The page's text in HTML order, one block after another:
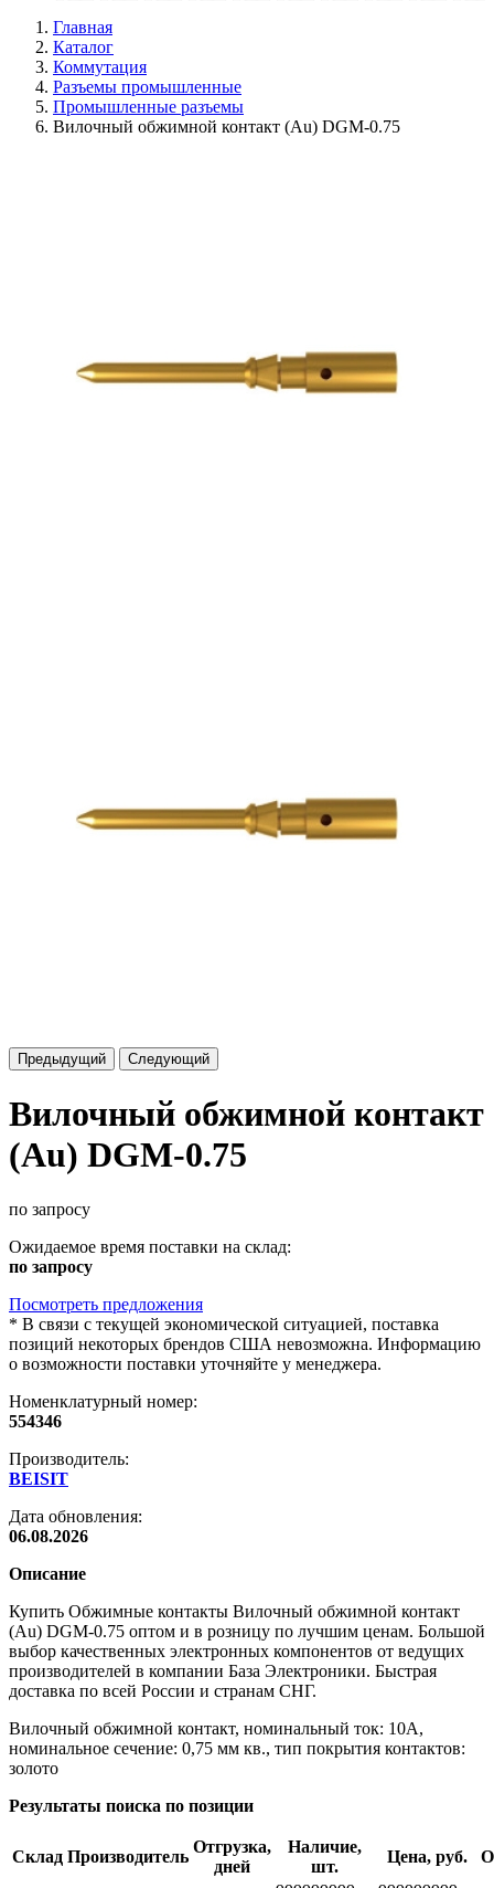
Главная
Каталог
Коммутация
Разъемы промышленные
Промышленные разъемы
Вилочный обжимной контакт (Au) DGM-0.75
Предыдущий Следующий
Вилочный обжимной контакт
(Au) DGM-0.75
по запросу
Ожидаемое время поставки на склад:
по запросу
Посмотреть предложения
* В связи с текущей экономической ситуацией, поставка
позиций некоторых брендов США невозможна. Информацию
о возможности поставки уточняйте у менеджера.
Номенклатурный номер:
554346
Производитель:
BEISIT
Дата обновления:
06.08.2026
Описание
Купить Обжимные контакты Вилочный обжимной контакт
(Au) DGM-0.75 оптом и в розницу по лучшим ценам. Большой
выбор качественных электронных компонентов от ведущих
производителей в компании База Электроники. Быстрая
доставка по всей России и странам СНГ.
Вилочный обжимной контакт, номинальный ток: 10A,
номинальное сечение: 0,75 мм кв., тип покрытия контактов:
золото
Результаты поиска по позиции
Склад Производитель
Отгрузка,
дней
Наличие,
шт.
Цена, руб.